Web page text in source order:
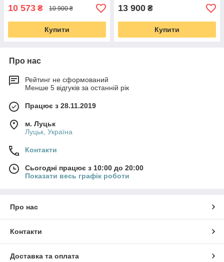
10 573 ₴ 10 900 ₴
Купити
13 900 ₴
Купити
Про нас
Рейтинг не сформований
Менше 5 відгуків за останній рік
Працює з 28.11.2019
м. Луцьк
Луцьк, Україна
Контакти
Сьогодні працює з 10:00 до 20:00
Показати весь графік роботи
Про нас
Контакти
Доставка та оплата